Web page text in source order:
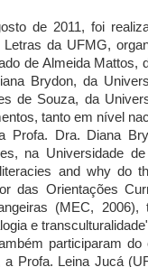
de 2011, foi
Letras da UFMG,
de Almeida Mattos,
Brydon, da
de Souza, da
tanto em nível
Profa. Dra. Diana
na Universidade
and why do
das Orientações
(MEC,
e
participaram
a Profa. Leina Jucá